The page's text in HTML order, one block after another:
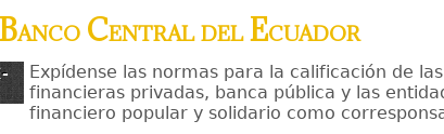
Central del Ecuador
Expídense las normas para la calificación de
financieras privadas, banca pública y las
financiero popular y solidario como